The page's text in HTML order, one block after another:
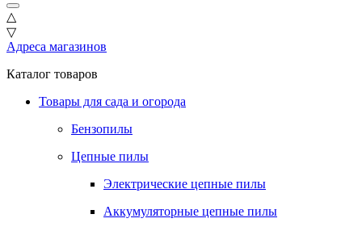
△
▽
Адреса магазинов
Каталог товаров
Товары для сада и огорода
Бензопилы
Цепные пилы
Электрические цепные пилы
Аккумуляторные цепные пилы